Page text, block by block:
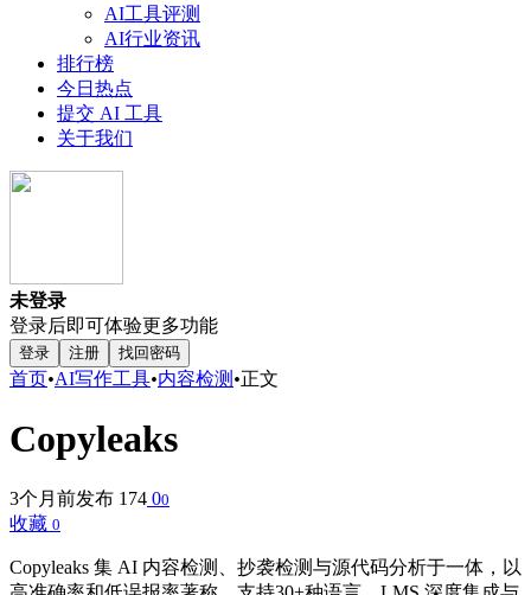
AI工具评测
AI行业资讯
排行榜
今日热点
提交 AI 工具
关于我们
未登录
登录后即可体验更多功能
登录 注册 找回密码
首页•AI写作工具•内容检测 •正文
Copyleaks
3个月前发布 174 00
收藏 0
Copyleaks 集 AI 内容检测、抄袭检测与源代码分析于一体，以